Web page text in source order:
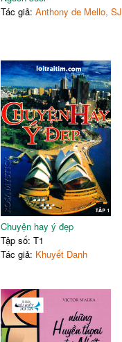
Tác giả: Anthony de Mello, SJ
Chuyện hay ý đẹp
Tập số: T1
Tác giả: Khuyết Danh